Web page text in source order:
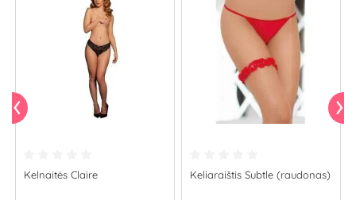
Kelnaitės Claire Keliaraištis Subtle (raudonas)